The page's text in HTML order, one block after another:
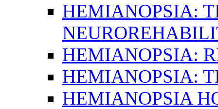
HEMIANOPSIA:
HEMIANOPSIA:
HEMIANOPSIA:
HEMIANOPSIA